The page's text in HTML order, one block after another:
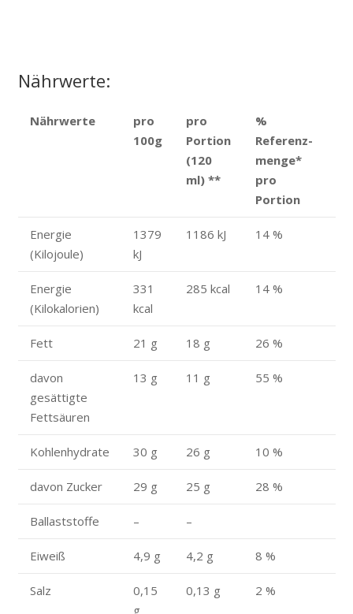
Nährwerte:
Nährwerte
pro
100g
pro
Portion
(120
ml) **
%
Referenz­
menge*
pro
Portion
Energie
(Kilojoule)
1379
kJ
1186 kJ 14 %
Energie
(Kilokalorien)
331
kcal
285 kcal 14 %
Fett 21 g 18 g 26 %
davon
gesättigte
Fettsäuren
13 g 11 g 55 %
Kohlenhydrate 30 g 26 g 10 %
davon Zucker 29 g 25 g 28 %
Ballaststoffe – –
Eiweiß 4,9 g 4,2 g 8 %
Salz
0,15
g
0,13 g 2 %